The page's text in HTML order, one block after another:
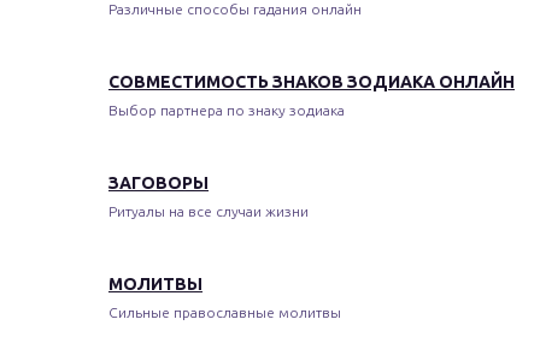
Различные способы гадания онлайн
СОВМЕСТИМОСТЬ ЗНАКОВ ЗОДИАКА ОНЛАЙН
Выбор партнера по знаку зодиака
ЗАГОВОРЫ
Ритуалы на все случаи жизни
МОЛИТВЫ
Сильные православные молитвы